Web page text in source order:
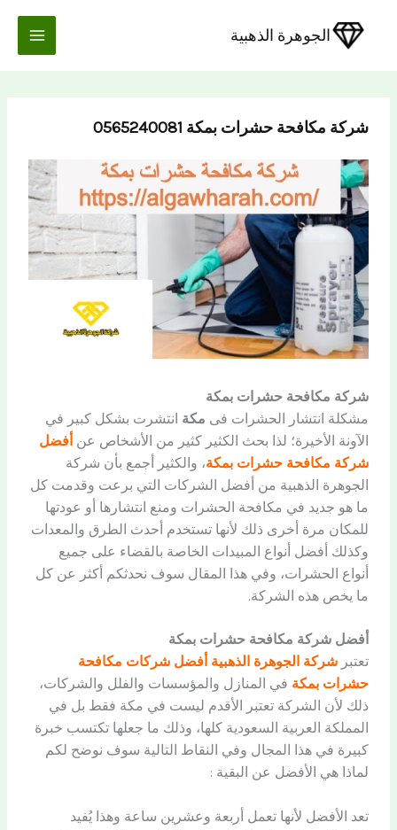
الجوهرة الذهبية
شركة مكافحة حشرات بمكة 0565240081
شركة مكافحة حشرات بمكة
مشكلة انتشار الحشرات فى مكة انتشرت بشكل كبير في
الآونة الأخيرة؛ لذا بحث الكثير كثير من الأشخاص عن أفضل
شركة مكافحة حشرات بمكة، والكثير أجمع بأن شركة
الجوهرة الذهبية من أفضل الشركات التي برعت وقدمت كل
ما هو جديد في مكافحة الحشرات ومنع انتشارها أو عودتها
للمكان مرة أخرى ذلك لأنها تستخدم أحدث الطرق والمعدات
وكذلك أفضل أنواع المبيدات الخاصة بالقضاء على جميع
أنواع الحشرات، وفي هذا المقال سوف نحدثكم أكثر عن كل
ما يخص هذه الشركة.
أفضل شركة مكافحة حشرات بمكة
تعتبرشركة الجوهرة الذهبية أفضل شركات مكافحة
حشرات بمكة في المنازل والمؤسسات والفلل والشركات،
ذلك لأن الشركة تعتبر الأقدم ليست في مكة فقط بل في
المملكة العربية السعودية كلها، وذلك ما جعلها تكتسب خبرة
كبيرة في هذا المجال وفي النقاط التالية سوف نوضح لكم
لماذا هي الأفضل عن البقية :
تعد الأفضل لأنها تعمل أربعة وعشرين ساعة وهذا يُفيد